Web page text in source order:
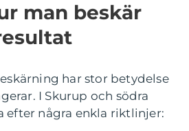
man beskär
har stor betydelse
I Skurup och södra
efter några enkla riktlinjer: